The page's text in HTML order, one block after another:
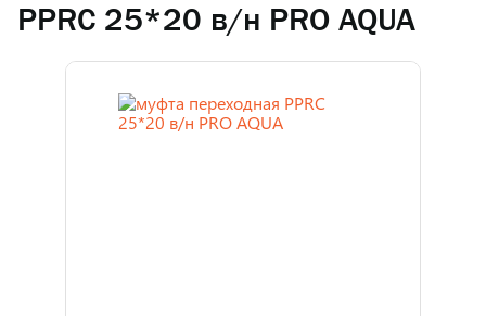
PPRC 25*20 в/н PRO AQUA